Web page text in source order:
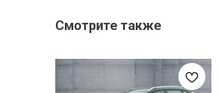
Смотрите также